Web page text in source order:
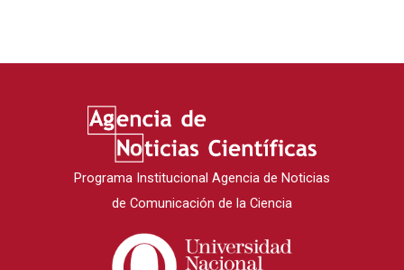
Programa Institucional Agencia de Noticias
de Comunicación de la Ciencia